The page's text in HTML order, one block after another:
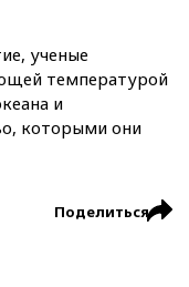
ученые
температурой
и
которыми они
Поделиться